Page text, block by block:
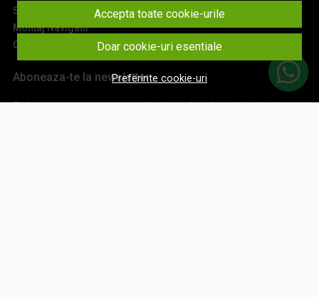
Accepta toate cookie-urile
Doar cookie-uri esentiale
Preferinte cookie-uri
Sisteme Audio
Montaj Navigatii
Contact
Aboneaza-te la newsletter
Fii la curent cu toate promotiile si produsele noi din shop!